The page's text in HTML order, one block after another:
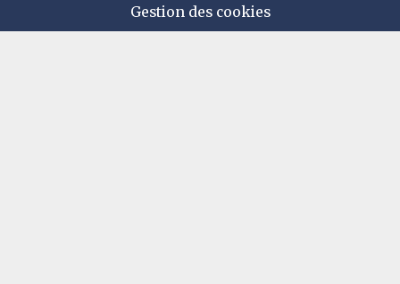
Gestion des cookies